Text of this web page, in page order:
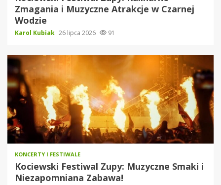
Zmagania i Muzyczne Atrakcje w Czarnej
Wodzie
Karol Kubiak 26 lipca 2026 91
KONCERTY I FESTIWALE
Kociewski Festiwal Zupy: Muzyczne Smaki i
Niezapomniana Zabawa!